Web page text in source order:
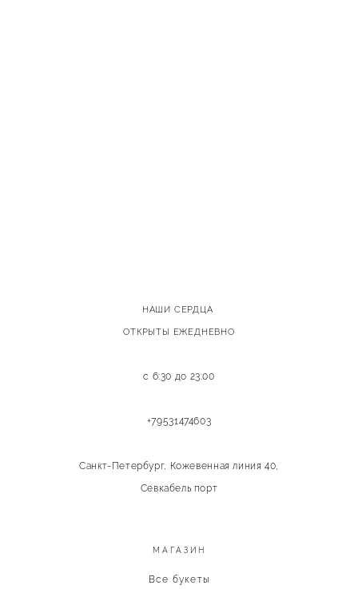
НАШИ СЕРДЦА
ОТКРЫТЫ ЕЖЕДНЕВНО
с 6:30 до 23:00
+79531474603
Санкт-Петербург, Кожевенная линия 40,
Севкабель порт
МАГАЗИН
Все букеты